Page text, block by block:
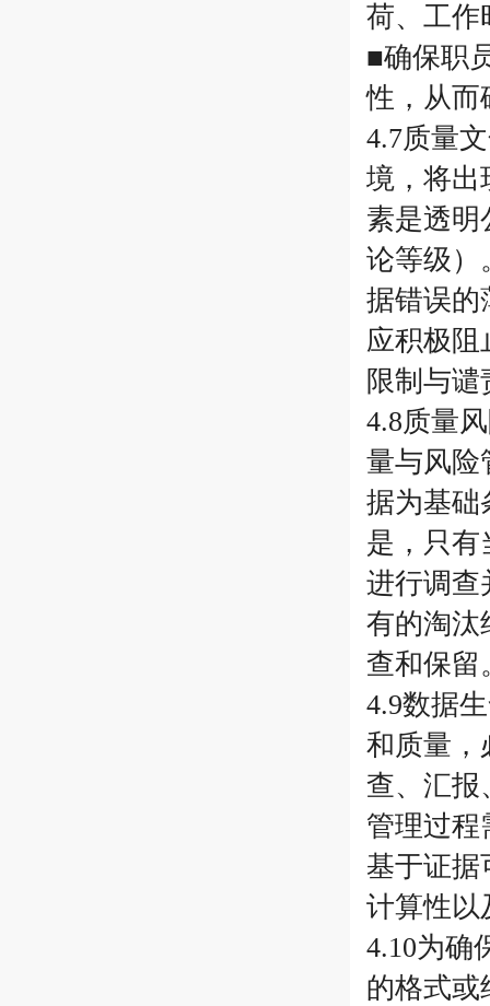
荷、工作
■确保职
性，从而
4.7质量
境，将出
素是透明
论等级）
据错误的
应积极阻
限制与
4.8质量
量与风险
据为基础
是，只有
进行调查
有的淘汰
查和保留
4.9数据
和质量，
查、汇报
管理过程
基于证据
计算性以
4.10为确
的格式或